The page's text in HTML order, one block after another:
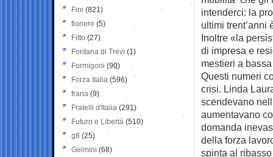
intenderci: la
ultimi trent’anni
Inoltre «la
di impresa e
mestieri a
Questi numeri
crisi. Linda
scendevano
aumentavano
domanda
della forza
spinta al
Fini (821)
fioriere (5)
Fitto (27)
Fontana di Trevi (1)
Formigoni (90)
Forza Italia (596)
frana (9)
Fratelli d'Italia (291)
Futuro e Libertà (510)
g8 (25)
Gelmini (68)